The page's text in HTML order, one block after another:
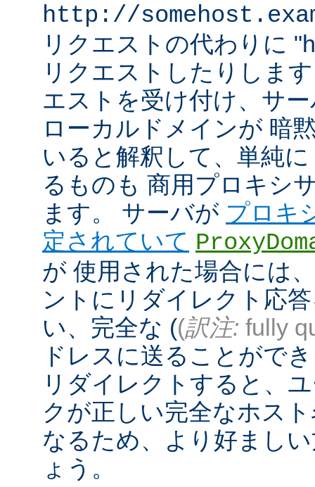
http://
リクエストの代わりに
リクエストしたりしま
エストを受け付け、サ
ローカルドメインが 暗
いると解釈して、単純
るものも 商用プロキシ
ます。 サーバが プロキ
定されていて
が 使用された場合には
ントにリダイレクト応
い、完全な ((訳注: fully
ドレスに送ることがで
リダイレクトすると、
クが正しい完全なホス
なるため、より好まし
ょう。